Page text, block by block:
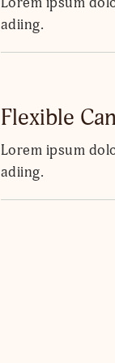
adiing.
Flexible
Lorem ipsum
adiing.